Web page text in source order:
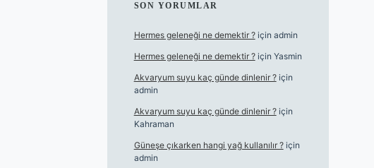
SON YORUMLAR
Hermes geleneği ne demektir ?için admin
Hermes geleneği ne demektir ?için Yasmin
Akvaryum suyu kaç günde dinlenir ?için
admin
Akvaryum suyu kaç günde dinlenir ?için
Kahraman
Güneşe çıkarken hangi yağ kullanılır ?için
admin